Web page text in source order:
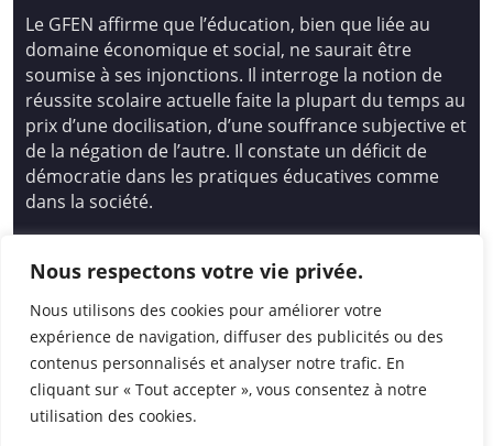
Nous respectons votre vie privée.
Nous utilisons des cookies pour améliorer votre
expérience de navigation, diffuser des publicités ou des
contenus personnalisés et analyser notre trafic. En
cliquant sur « Tout accepter », vous consentez à notre
utilisation des cookies.
Le GFEN affirme que l’éducation, bien que liée au
domaine économique et social, ne saurait être
soumise à ses injonctions. Il interroge la notion de
réussite scolaire actuelle faite la plupart du temps au
prix d’une docilisation, d’une souffrance subjective et
de la négation de l’autre. Il constate un déficit de
démocratie dans les pratiques éducatives comme
dans la société.
Nouvelle
14 avenue Spinoza 94200 Ivry Sur Seine
01 46 72 53 17 – gfen@gfen.asso.fr